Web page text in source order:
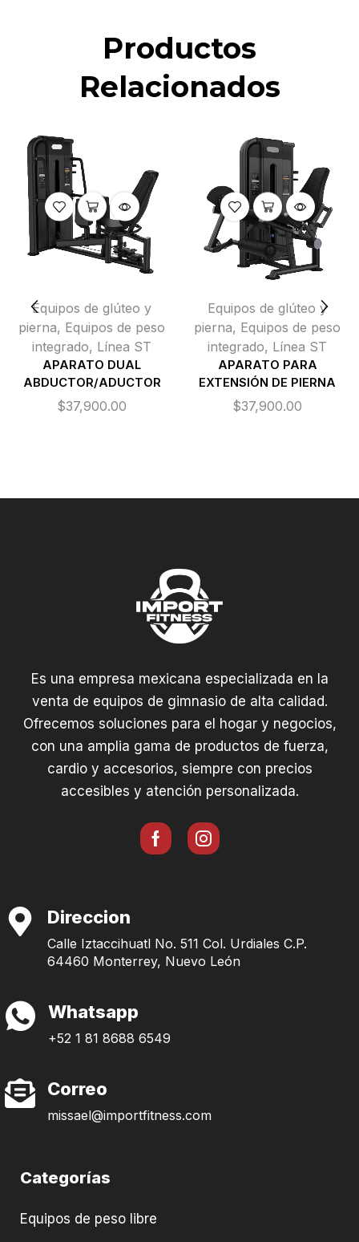
Productos
Relacionados
Equipos de glúteo y
pierna, Equipos de peso
integrado, Línea ST
APARATO DUAL
ABDUCTOR/ADUCTOR
$37,900.00
Equipos de glúteo y
pierna, Equipos de peso
integrado, Línea ST
APARATO PARA
EXTENSIÓN DE PIERNA
$37,900.00
Es una empresa mexicana especializada en la
venta de equipos de gimnasio de alta calidad.
Ofrecemos soluciones para el hogar y negocios,
con una amplia gama de productos de fuerza,
cardio y accesorios, siempre con precios
accesibles y atención personalizada.
Direccion
Calle Iztaccihuatl No. 511 Col. Urdiales C.P.
64460 Monterrey, Nuevo León
Whatsapp
+52 1 81 8688 6549
Correo
missael@importfitness.com
Categorías
Equipos de peso libre